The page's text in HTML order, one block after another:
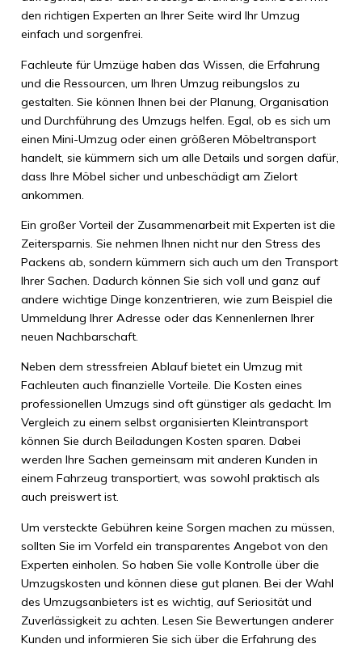
den richtigen Experten an Ihrer Seite wird Ihr Umzug
einfach und sorgenfrei.
Fachleute für Umzüge haben das Wissen, die Erfahrung
und die Ressourcen, um Ihren Umzug reibungslos zu
gestalten. Sie können Ihnen bei der Planung, Organisation
und Durchführung des Umzugs helfen. Egal, ob es sich um
einen Mini-Umzug oder einen größeren Möbeltransport
handelt, sie kümmern sich um alle Details und sorgen dafür,
dass Ihre Möbel sicher und unbeschädigt am Zielort
ankommen.
Ein großer Vorteil der Zusammenarbeit mit Experten ist die
Zeitersparnis. Sie nehmen Ihnen nicht nur den Stress des
Packens ab, sondern kümmern sich auch um den Transport
Ihrer Sachen. Dadurch können Sie sich voll und ganz auf
andere wichtige Dinge konzentrieren, wie zum Beispiel die
Ummeldung Ihrer Adresse oder das Kennenlernen Ihrer
neuen Nachbarschaft.
Neben dem stressfreien Ablauf bietet ein Umzug mit
Fachleuten auch finanzielle Vorteile. Die Kosten eines
professionellen Umzugs sind oft günstiger als gedacht. Im
Vergleich zu einem selbst organisierten Kleintransport
können Sie durch Beiladungen Kosten sparen. Dabei
werden Ihre Sachen gemeinsam mit anderen Kunden in
einem Fahrzeug transportiert, was sowohl praktisch als
auch preiswert ist.
Um versteckte Gebühren keine Sorgen machen zu müssen,
sollten Sie im Vorfeld ein transparentes Angebot von den
Experten einholen. So haben Sie volle Kontrolle über die
Umzugskosten und können diese gut planen. Bei der Wahl
des Umzugsanbieters ist es wichtig, auf Seriosität und
Zuverlässigkeit zu achten. Lesen Sie Bewertungen anderer
Kunden und informieren Sie sich über die Erfahrung des